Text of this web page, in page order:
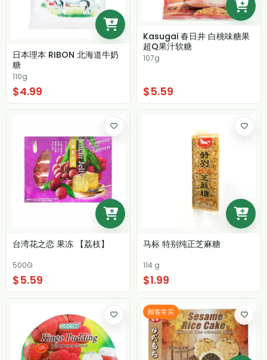
日本理本 RIBON 北海道牛奶
糖
110g
$4.99
Kasugai 春日井 白桃味糖果
超Q果汁软糖
107g
$5.59
台湾花之恋 果冻 【荔枝】
500G
$5.59
马标 特别纯正芝麻糖
114 g
$1.99
顾客常买